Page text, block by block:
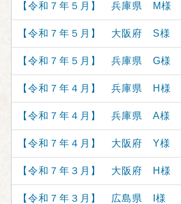
【令和７年５月】 兵庫県 M様
【令和７年５月】 大阪府 S様
【令和７年５月】 兵庫県 G様
【令和７年４月】 兵庫県 H様
【令和７年４月】 兵庫県 A様
【令和７年４月】 大阪府 Y様
【令和７年３月】 大阪府 H様
【令和７年３月】 広島県 I様